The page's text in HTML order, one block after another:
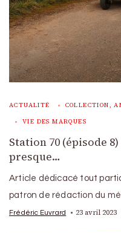
ACTUALITÉ COLLECTION,
VIE DES MARQUES
Station 70 (épisode
presque…
Article dédicacé tout
patron de rédaction du
Frédéric Euvrard 23 avril 2023